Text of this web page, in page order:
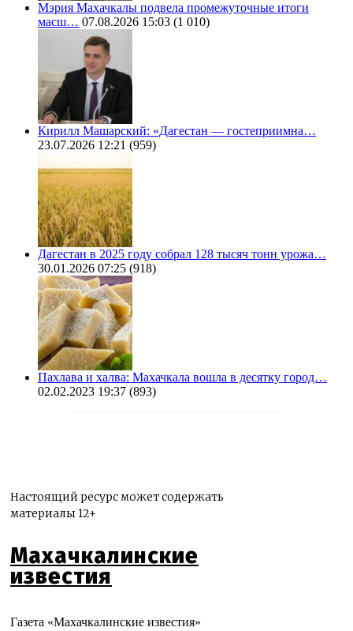
Мэрия Махачкалы подвела промежуточные итоги
масш… 07.08.2026 15:03 (1 010)
Кирилл Машарский: «Дагестан — гостеприимна…
23.07.2026 12:21 (959)
Дагестан в 2025 году собрал 128 тысяч тонн урожа…
30.01.2026 07:25 (918)
Пахлава и халва: Махачкала вошла в десятку город…
02.02.2023 19:37 (893)
Настоящий ресурс может содержать
материалы 12+
Махачкалинские
известия
Газета «Махачкалинские известия»